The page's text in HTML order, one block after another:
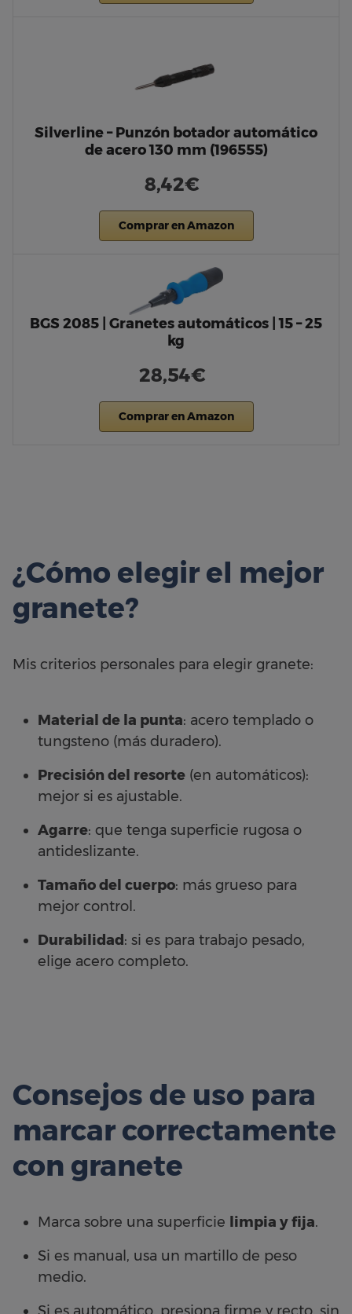
Silverline – Punzón botador automático
de acero 130 mm (196555)
8,42€
Comprar en Amazon
BGS 2085 | Granetes automáticos | 15 – 25
kg
28,54€
Comprar en Amazon
¿Cómo elegir el mejor
granete?
Mis criterios personales para elegir granete:
Material de la punta: acero templado o
tungsteno (más duradero).
Precisión del resorte (en automáticos):
mejor si es ajustable.
Agarre: que tenga superficie rugosa o
antideslizante.
Tamaño del cuerpo: más grueso para
mejor control.
Durabilidad : si es para trabajo pesado,
elige acero completo.
Consejos de uso para
marcar correctamente
con granete
Marca sobre una superficie limpia y fija.
Si es manual, usa un martillo de peso
medio.